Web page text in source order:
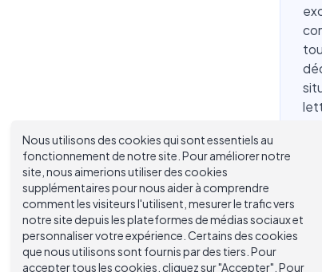
Nous utilisons des cookies qui sont essentiels au
fonctionnement de notre site. Pour améliorer notre
site, nous aimerions utiliser des cookies
supplémentaires pour nous aider à comprendre
comment les visiteurs l'utilisent, mesurer le trafic vers
notre site depuis les plateformes de médias sociaux et
personnaliser votre expérience. Certains des cookies
que nous utilisons sont fournis par des tiers. Pour
accepter tous les cookies, cliquez sur "Accepter". Pour